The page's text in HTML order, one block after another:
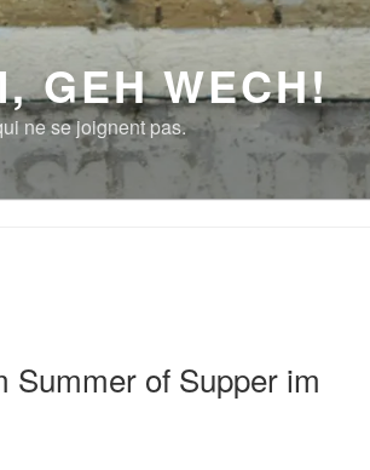
GEH WECH!
ne se joignent pas.
Summer of Supper im